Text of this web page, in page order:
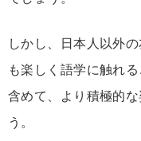
しかし、日本人以外
も楽しく語学に触れ
含めて、より積極的
う。